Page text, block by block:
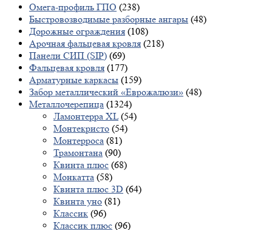
Омега-профиль ГПО (238)
Быстровозводимые разборные ангары (48)
Дорожные ограждения (108)
Арочная фальцевая кровля (218)
Панели СИП (SIP) (69)
Фальцевая кровля (177)
Арматурные каркасы (159)
Забор металлический «Еврожалюзи» (48)
Металлочерепица (1324)
Ламонтерра XL (54)
Монтекристо (54)
Монтерроса (81)
Трамонтана (90)
Квинта плюс (68)
Монкатта (58)
Квинта плюс 3D (64)
Квинта уно (81)
Классик (96)
Классик плюс (96)